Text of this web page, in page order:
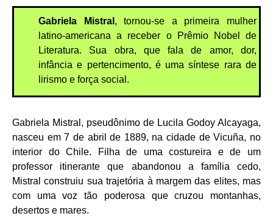
Gabriela Mistral , tornou-se a primeira mulher
latino-americana a receber o Prêmio Nobel de
Literatura. Sua obra, que fala de amor, dor,
infância e pertencimento, é uma síntese rara de
lirismo e força social.
Gabriela Mistral, pseudônimo de Lucila Godoy Alcayaga,
nasceu em 7 de abril de 1889, na cidade de Vicuña, no
interior do Chile. Filha de uma costureira e de um
professor itinerante que abandonou a família cedo,
Mistral construiu sua trajetória à margem das elites, mas
com uma voz tão poderosa que cruzou montanhas,
desertos e mares.